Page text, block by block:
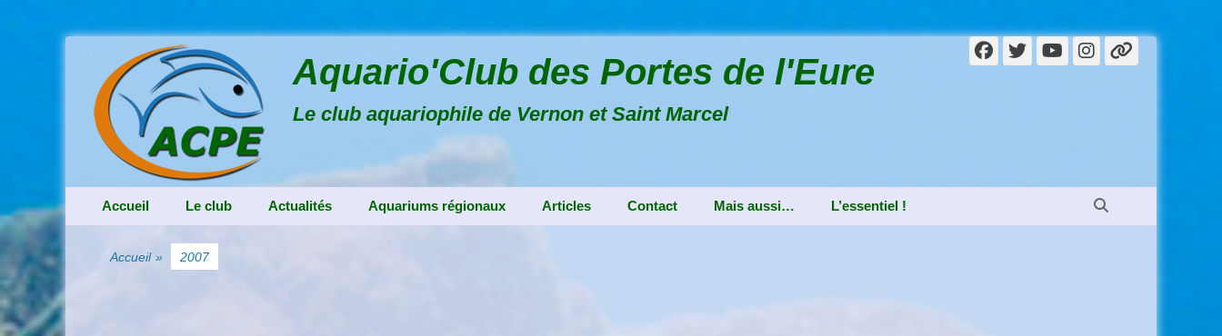
Aquario'Club des Portes de l'Eure
Le club aquariophile de Vernon et Saint Marcel
Facebook
Twitter
YouTube
Instagram
Menu principal
Accueil Le club Actualités Aquariums régionaux Articles Contact Mais aussi… L’essentiel !
Accueil » 2007